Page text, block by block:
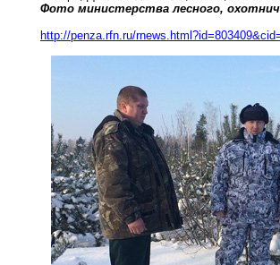
Фото министерства лесного,
http://penza.rfn.ru/